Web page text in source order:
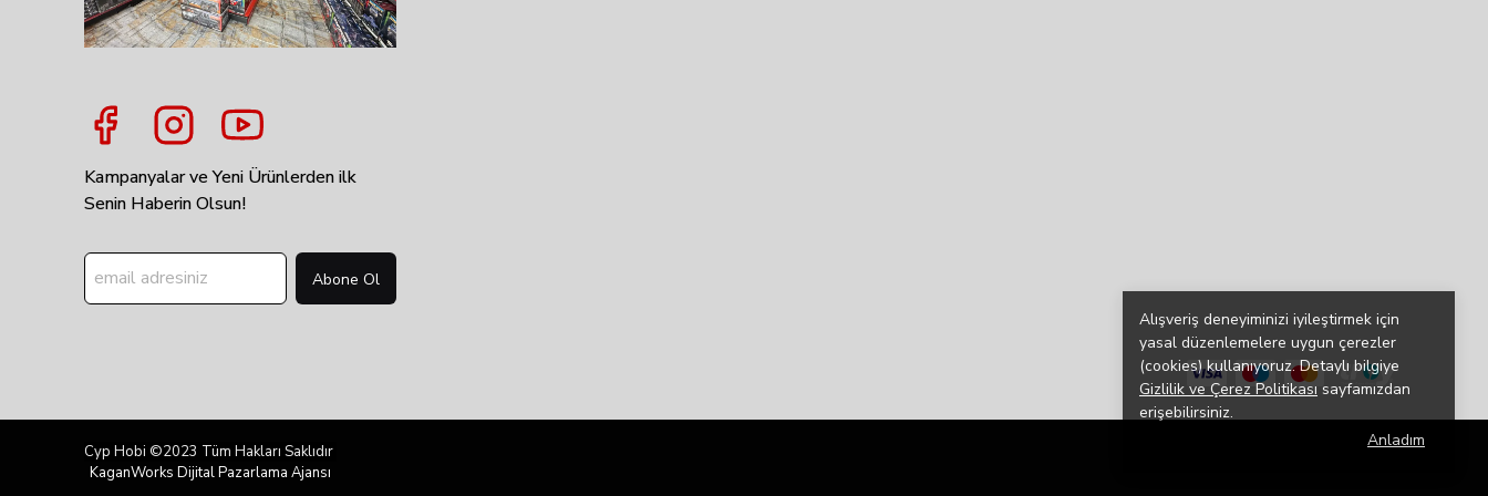
Alışveriş deneyiminizi iyileştirmek için
yasal düzenlemelere uygun çerezler
(cookies) kullanıyoruz. Detaylı bilgiye
Gizlilik ve Çerez Politikası sayfamızdan
erişebilirsiniz.
Anladım
Kampanyalar ve Yeni Ürünlerden ilk
Senin Haberin Olsun!
Abone Ol
Cyp Hobi ©2023 Tüm Hakları Saklıdır
KaganWorks Dijital Pazarlama Ajansı